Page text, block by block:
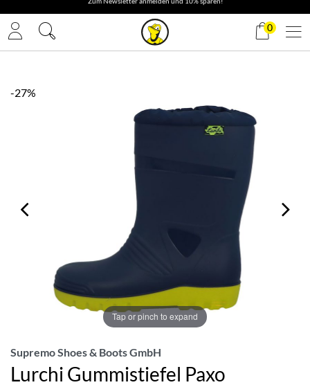
✓ Gratis Versand
0
-27%
Tap or pinch to expand
Supremo Shoes & Boots GmbH
Lurchi Gummistiefel Paxo